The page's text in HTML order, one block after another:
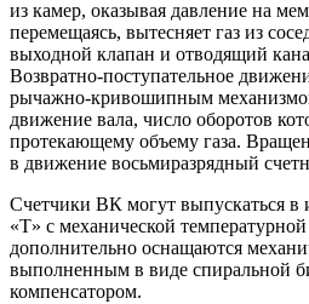
из камер, оказывая давление на
перемещаясь, вытесняет газ из
выходной клапан и отводящий
Возвратно-поступательное
рычажно-кривошипным
движение вала, число оборотов
протекающему объему газа.
в движение восьмиразрядный
Счетчики ВК могут выпускаться в
«Т» с механической
дополнительно оснащаются
выполненным в виде спиральной
компенсатором.